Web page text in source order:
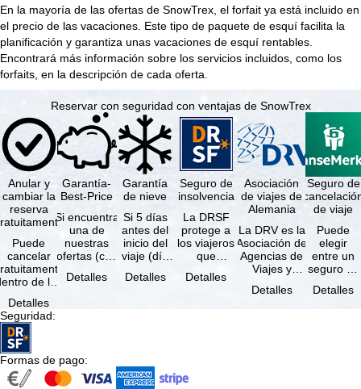
En la mayoría de las ofertas de SnowTrex, el forfait ya está incluido en
el precio de las vacaciones. Este tipo de paquete de esquí facilita la
planificación y garantiza unas vacaciones de esquí rentables.
Encontrará más información sobre los servicios incluidos, como los
forfaits, en la descripción de cada oferta.
Reservar con seguridad con ventajas de SnowTrex
Anular y
cambiar la
reserva
Puede
cancelar
de los
a
reserva, …
Detalles
Garantía-
Best-Price
Si encuentra
una de
nuestras
ofertas (con
prestaciones
Detalles
Garantía
de nieve
Si 5 días
antes del
inicio del
viaje (día
ninguna de
Detalles
Seguro de
insolvencia
La DRSF
protege a
los viajeros
que
viaje
Detalles
Asociación
de viajes de
Alemania
La DRV es la
Asociación de
Agencias de
Viajes y
más grande
Detalles
Seguro de
de viaje
Puede
elegir
entre un
seguro de
de viaje
Detalles
Seguridad:
Formas de pago: